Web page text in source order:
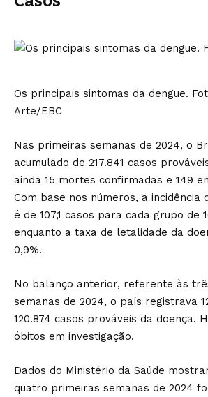
Os principais sintomas da dengue.
Arte/EBC
Nas primeiras semanas de 2024, o
acumulado de 217.841 casos
ainda 15 mortes confirmadas e 149
Com base nos números, a incidência
é de 107,1 casos para cada grupo de
enquanto a taxa de letalidade da
0,9%.
No balanço anterior, referente às
semanas de 2024, o país registrava
120.874 casos prováveis da doença.
óbitos em investigação.
Dados do Ministério da Saúde
quatro primeiras semanas de 2024